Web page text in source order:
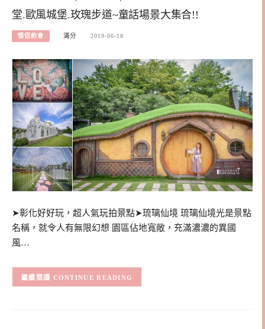
堂.歐風城堡.玫瑰步道~童話場景大集合!!
情侶約會 滿分 2019-06-18
➤彰化好好玩，超人氣玩拍景點➤琉璃仙境 琉璃仙境光是景點
名稱，就令人有無限幻想 園區佔地寬敞，充滿濃濃的異國
風…
CONTINUE READING